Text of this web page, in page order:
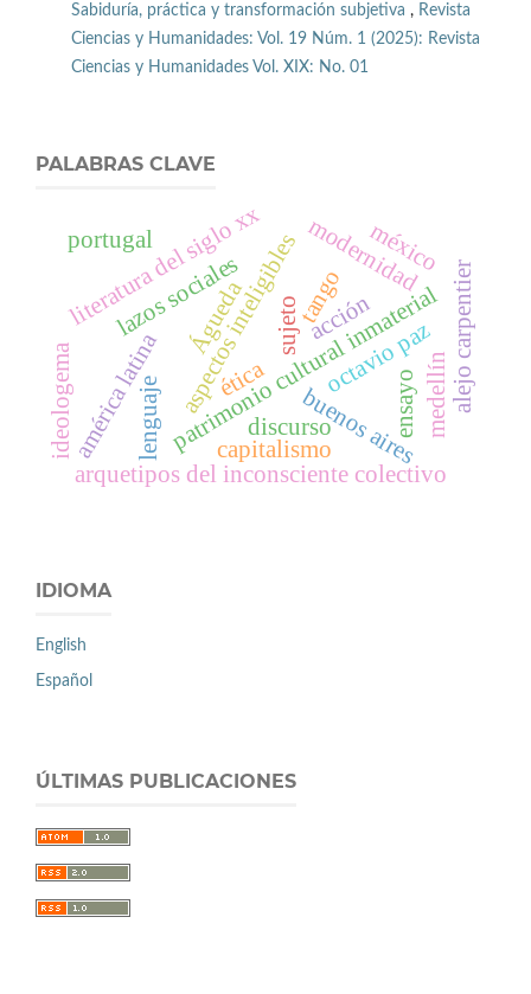
Sabiduría, práctica y transformación subjetiva , Revista
Ciencias y Humanidades: Vol. 19 Núm. 1 (2025): Revista
Ciencias y Humanidades Vol. XIX: No. 01
PALABRAS CLAVE
patrimonio cultural inmaterial
tango
aspectos inteligibles
buenos aires
arquetipos del inconsciente colectivo
lazos sociales modernidad
sujeto
lenguaje discurso
américa latina
literatura del siglo xx
ideologema ensayo alejo carpentier
octavio paz
Águeda
portugal méxico
acción
ética
capitalismo
medellín
IDIOMA
English
Español
ÚLTIMAS PUBLICACIONES